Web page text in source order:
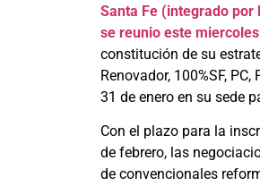
Santa Fe (integrado por
se reunio este
constitución de su
Renovador, 100%SF,
31 de enero en su sede
Con el plazo para la
de febrero, las
de convencionales